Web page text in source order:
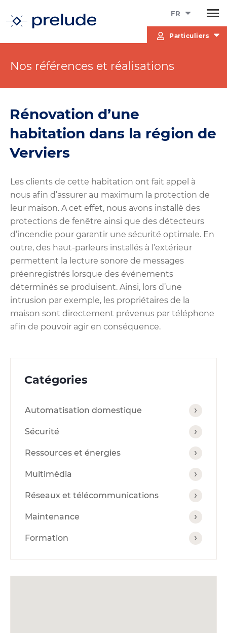
FR
Particuliers
Nos références et réalisations
Rénovation d’une
habitation dans la région de
Verviers
Les clients de cette habitation ont fait appel à
nous afin d’assurer au maximum la protection de
leur maison. A cet effet, nous avons installé des
protections de fenêtre ainsi que des détecteurs
d’incendie pour garantir une sécurité optimale. En
outre, des haut-parleurs installés à l’extérieur
permettent la lecture sonore de messages
préenregistrés lorsque des événements
déterminés se produisent. Ainsi, lors d’une
intrusion par exemple, les propriétaires de la
maison sont directement prévenus par téléphone
afin de pouvoir agir en conséquence.
Catégories
Automatisation domestique
Sécurité
Ressources et énergies
Multimédia
Réseaux et télécommunications
Maintenance
Formation